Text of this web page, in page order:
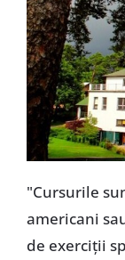
"Cursurile
americani
de exerciţii